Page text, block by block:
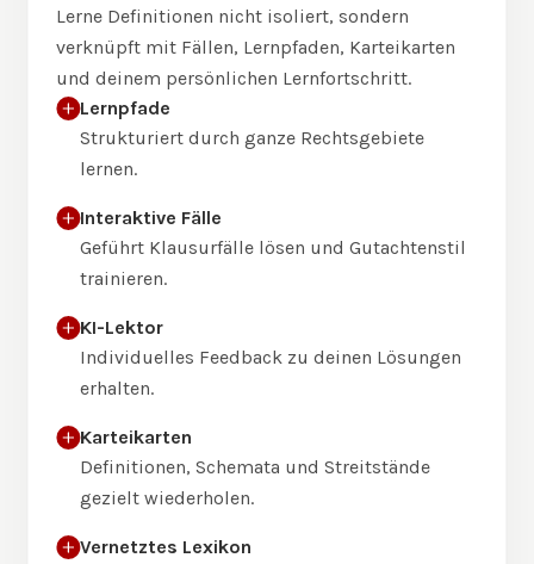
Lerne Definitionen nicht isoliert, sondern
verknüpft mit Fällen, Lernpfaden, Karteikarten
und deinem persönlichen Lernfortschritt.
Lernpfade
Strukturiert durch ganze Rechtsgebiete
lernen.
Interaktive Fälle
Geführt Klausurfälle lösen und Gutachtenstil
trainieren.
KI-Lektor
Individuelles Feedback zu deinen Lösungen
erhalten.
Karteikarten
Definitionen, Schemata und Streitstände
gezielt wiederholen.
Vernetztes Lexikon